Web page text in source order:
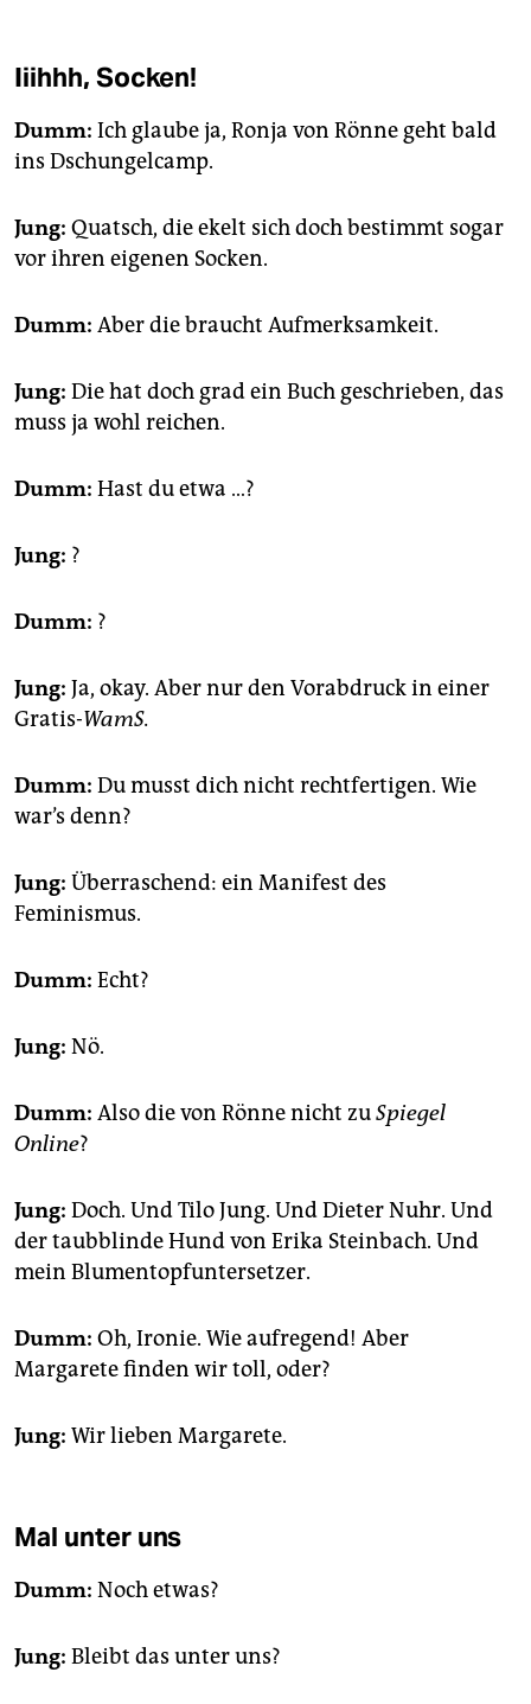
Iiihhh, Socken!
Dumm: Ich glaube ja, Ronja von Rönne geht bald
ins Dschungelcamp.
Jung: Quatsch, die ekelt sich doch bestimmt sogar
vor ihren eigenen Socken.
Dumm: Aber die braucht Aufmerksamkeit.
Jung: Die hat doch grad ein Buch geschrieben, das
muss ja wohl reichen.
Dumm: Hast du etwa …?
Jung: ?
Dumm: ?
Jung: Ja, okay. Aber nur den Vorabdruck in einer
Gratis-WamS.
Dumm: Du musst dich nicht rechtfertigen. Wie
war’s denn?
Jung: Überraschend: ein Manifest des
Feminismus.
Dumm: Echt?
Jung: Nö.
Dumm: Also die von Rönne nicht zuSpiegel
Online?
Jung: Doch. Und Tilo Jung. Und Dieter Nuhr. Und
der taubblinde Hund von Erika Steinbach. Und
mein Blumentopfuntersetzer.
Dumm: Oh, Ironie. Wie aufregend! Aber
Margarete finden wir toll, oder?
Jung: Wir lieben Margarete.
Mal unter uns
Dumm: Noch etwas?
Jung: Bleibt das unter uns?